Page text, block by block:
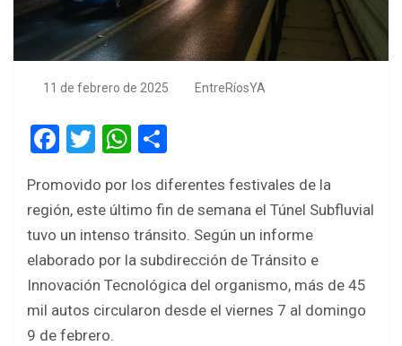
11 de febrero de 2025 EntreRíosYA
F
ce
b
o
o
k
T
tt
er
W
at
s
A
p
p
ar
e
Promovido por los diferentes festivales de la
región, este último fin de semana el Túnel Subfluvial
tuvo un intenso tránsito. Según un informe
elaborado por la subdirección de Tránsito e
Innovación Tecnológica del organismo, más de 45
mil autos circularon desde el viernes 7 al domingo
9 de febrero.